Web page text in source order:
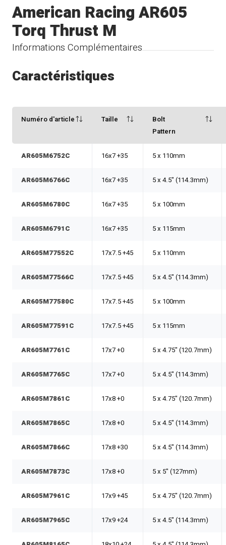
Informations Complémentaires
American Racing AR605
Torq Thrust M
Caractéristiques
Numéro d'article Taille
Bolt
Pattern
AR605M6752C 16x7 +35 5 x 110mm
AR605M6766C 16x7 +35 5 x 4.5" (114.3mm)
AR605M6780C 16x7 +35 5 x 100mm
AR605M6791C 16x7 +35 5 x 115mm
AR605M77552C 17x7.5 +45 5 x 110mm
AR605M77566C 17x7.5 +45 5 x 4.5" (114.3mm)
AR605M77580C 17x7.5 +45 5 x 100mm
AR605M77591C 17x7.5 +45 5 x 115mm
AR605M7761C 17x7 +0 5 x 4.75" (120.7mm)
AR605M7765C 17x7 +0 5 x 4.5" (114.3mm)
AR605M7861C 17x8 +0 5 x 4.75" (120.7mm)
AR605M7865C 17x8 +0 5 x 4.5" (114.3mm)
AR605M7866C 17x8 +30 5 x 4.5" (114.3mm)
AR605M7873C 17x8 +0 5 x 5" (127mm)
AR605M7961C 17x9 +45 5 x 4.75" (120.7mm)
AR605M7965C 17x9 +24 5 x 4.5" (114.3mm)